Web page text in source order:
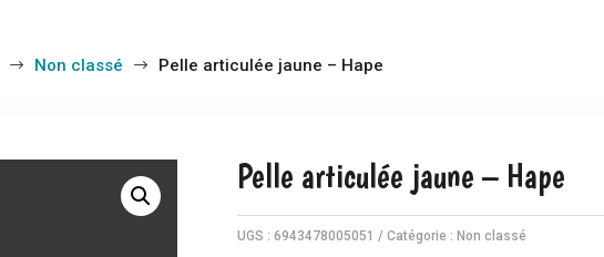
$ Non classé $ Pelle articulée jaune – Hape
Pelle articulée jaune – Hape
UGS :6943478005051 Catégorie : Non classé